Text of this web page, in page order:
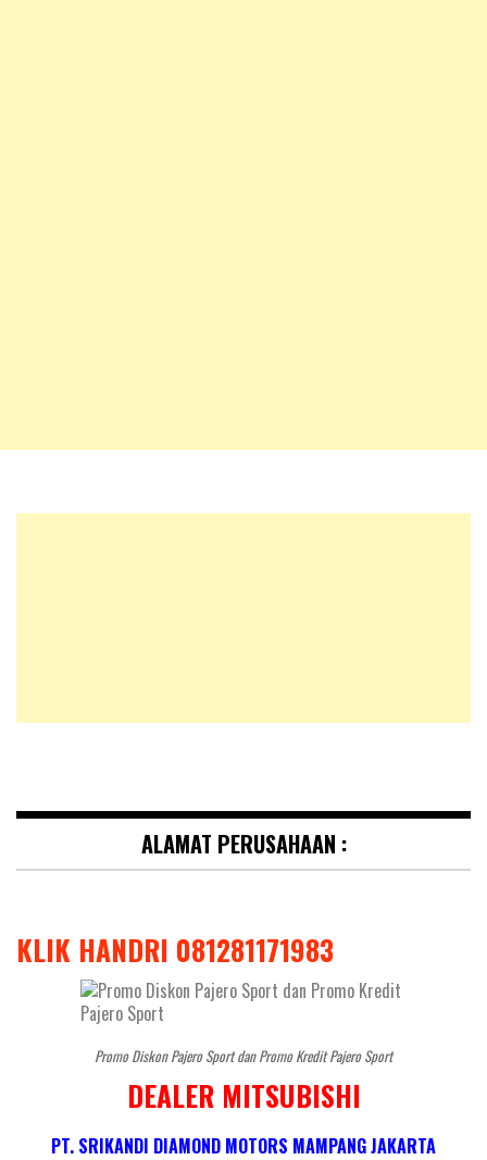
ALAMAT PERUSAHAAN :
KLIK HANDRI 081281171983
Promo Diskon Pajero Sport dan Promo Kredit Pajero Sport
DEALER MITSUBISHI
PT. SRIKANDI DIAMOND MOTORS MAMPANG JAKARTA